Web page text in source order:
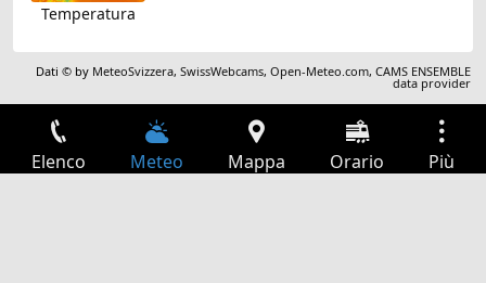
Temperatura
Dati © by MeteoSvizzera,SwissWebcams,Open-Meteo.com,CAMS ENSEMBLE
data provider
Elenco Meteo Mappa Orario Più